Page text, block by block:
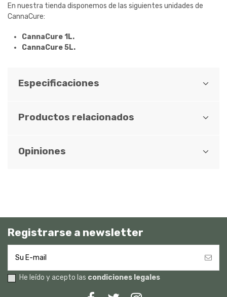
En nuestra tienda disponemos de las siguientes unidades de
CannaCure:
CannaCure 1L.
CannaCure 5L.
Especificaciones
Productos relacionados
Opiniones
Registrarse a newsletter
He leído y acepto las condiciones legales